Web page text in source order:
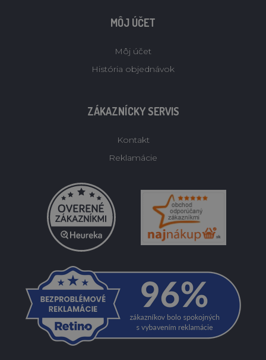
MÔJ ÚČET
Môj účet
História objednávok
ZÁKAZNÍCKY SERVIS
Kontakt
Reklamácie